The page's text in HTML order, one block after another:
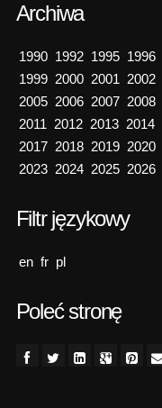
Archiwa
1990 1992 1995 1996
1999 2000 2001 2002
2005 2006 2007 2008
2011 2012 2013 2014
2017 2018 2019 2020
2023 2024 2025 2026
Filtr językowy
en fr pl
Poleć stronę